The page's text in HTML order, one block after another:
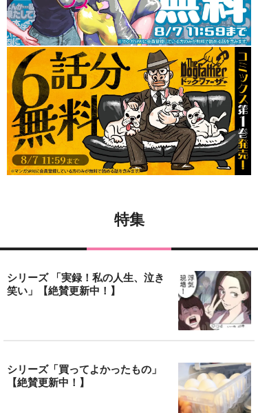
特集
シリーズ 「実録！私の人生、泣き
笑い」【絶賛更新中！】
シリーズ「買ってよかったもの」
【絶賛更新中！】